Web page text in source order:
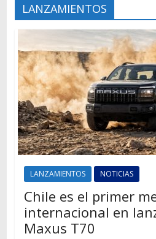
LANZAMIENTOS
LANZAMIENTOS NOTICIAS
Chile es el primer
internacional en
Maxus T70